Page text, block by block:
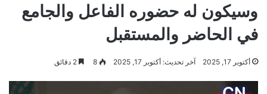
وسيكون له حضوره الفاعل والجامع
في الحاضر والمستقبل
أكتوبر 17, 2025 آخر تحديث: أكتوبر 17, 2025 8